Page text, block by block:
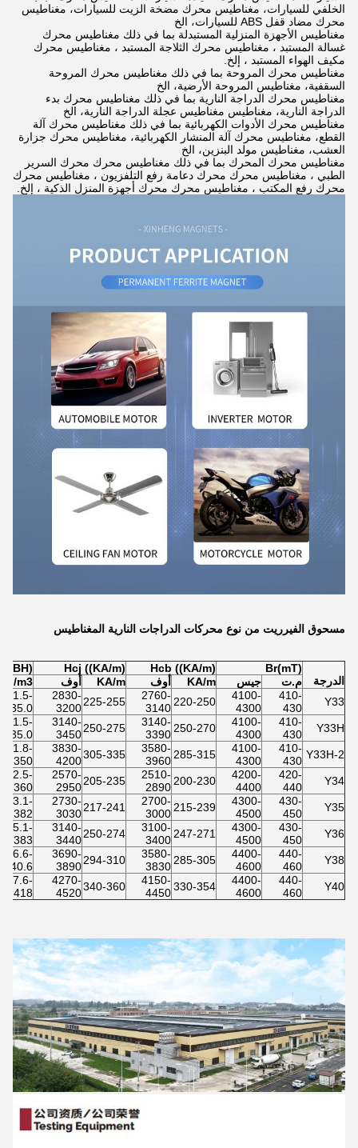
الخلفي للسيارات، مغناطيس محرك مضخة الزيت للسيارات، مغناطيس
محرك مضاد قفل ABS للسيارات، الخ
مغناطيس الأجهزة المنزلية المستبدلة بما في ذلك مغناطيس محرك
غسالة المستبد ، مغناطيس محرك الثلاجة المستبد ، مغناطيس محرك
مكيف الهواء المستبد ، إلخ.
مغناطيس محرك المروحة بما في ذلك مغناطيس محرك المروحة
السقفية، مغناطيس المروحة الأرضية، الخ
مغناطيس محرك الدراجة النارية بما في ذلك مغناطيس محرك بدء
الدراجة النارية، مغناطيس مغناطيس عجلة الدراجة النارية، الخ
مغناطيس محرك الأدوات الكهربائية بما في ذلك مغناطيس محرك آلة
القطع، مغناطيس محرك آلة المنشار الكهربائية، مغناطيس محرك جزارة
العشب، مغناطيس مولد البنزين، الخ
مغناطيس محرك المحرك بما في ذلك مغناطيس محرك محرك السرير
الطبي ، مغناطيس محرك محرك دعامة رفع التلفزيون ، مغناطيس محرك
محرك رفع المكتب ، مغناطيس محرك محرك أجهزة المنزل الذكية ، إلخ.
مسحوق الفيرريت من نوع محركات الدراجات النارية المغناطيس
الدرجة
Br(mT)
Hcb ((KA/m)
Hcj ((KA/m)
(BH) max ((KJ/m3)
م.ت
جيس KA/m أوف KA/m أوف
KJ/m3
Y33
410-
430
4100-
4300
220-250
2760-
3140
225-255
2830-
3200
31.5-
35.0
Y33H
410-
430
4100-
4300
250-270
3140-
3390
250-275
3140-
3450
31.5-
35.0
Y33H-2
410-
430
4100-
4300
285-315
3580-
3960
305-335
3830-
4200
31.8-
350
Y34
420-
440
4200-
4400
200-230
2510-
2890
205-235
2570-
2950
32.5-
360
Y35
430-
450
4300-
4500
215-239
2700-
3000
217-241
2730-
3030
33.1-
382
Y36
430-
450
4300-
4500
247-271
3100-
3400
250-274
3140-
3440
35.1-
383
Y38
440-
460
4400-
4600
285-305
3580-
3830
294-310
3690-
3890
36.6-
40.6
Y40
440-
460
4400-
4600
330-354
4150-
4450
340-360
4270-
4520
37.6-
418